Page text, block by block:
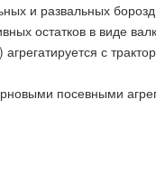
и развальных
остатков в виде
с
посевными